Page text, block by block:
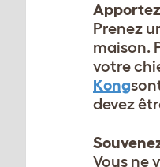
Prenez
maison.
votre
Kong
devez
Vous ne